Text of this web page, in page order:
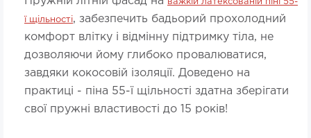
важкій латексованій піні 55-
ї щільності, забезпечить бадьорий прохолодний
комфорт влітку і відмінну підтримку тіла, не
дозволяючи йому глибоко провалюватися,
завдяки кокосовій ізоляції. Доведено на
практиці - піна 55-ї щільності здатна зберігати
свої пружні властивості до 15 років!